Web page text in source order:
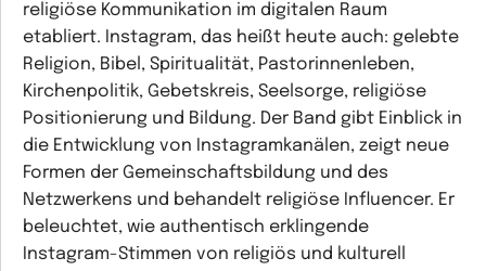
religiöse Kommunikation im digitalen Raum
etabliert. Instagram, das heißt heute auch: gelebte
Religion, Bibel, Spiritualität, Pastorinnenleben,
Kirchenpolitik, Gebetskreis, Seelsorge, religiöse
Positionierung und Bildung. Der Band gibt Einblick in
die Entwicklung von Instagramkanälen, zeigt neue
Formen der Gemeinschaftsbildung und des
Netzwerkens und behandelt religiöse Influencer. Er
beleuchtet, wie authentisch erklingende
Instagram-Stimmen von religiös und kulturell